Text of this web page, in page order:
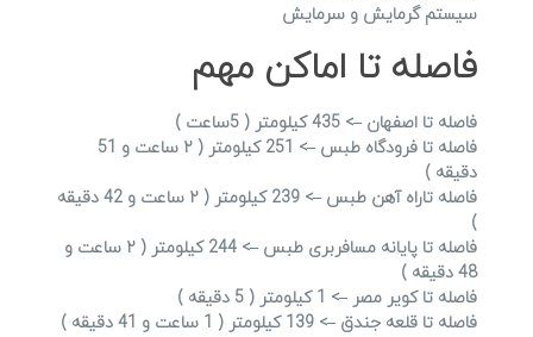
سیستم گرمایش و سرمایش
فاصله تا اماکن مهم
فاصله تا اصفهان –> 435 کیلومتر ( 5ساعت )
فاصله تا فرودگاه طبس –> 251 کیلومتر ( ۲ ساعت و 51
دقیقه )
فاصله تاراه آهن طبس –> 239 کیلومتر ( ۲ ساعت و 42 دقیقه
)
فاصله تا پایانه مسافربری طبس –> 244 کیلومتر ( ۲ ساعت و
48 دقیقه )
فاصله تا کویر مصر –> 1 کیلومتر ( 5 دقیقه )
فاصله تا قلعه جندق –> 139 کیلومتر ( 1 ساعت و 41 دقیقه )